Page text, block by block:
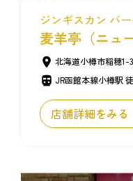
ジンギスカン バ
麦羊亭（ニュ
北海道小樽市稲穂1-
JR函館本線小樽駅
店舗詳細をみる